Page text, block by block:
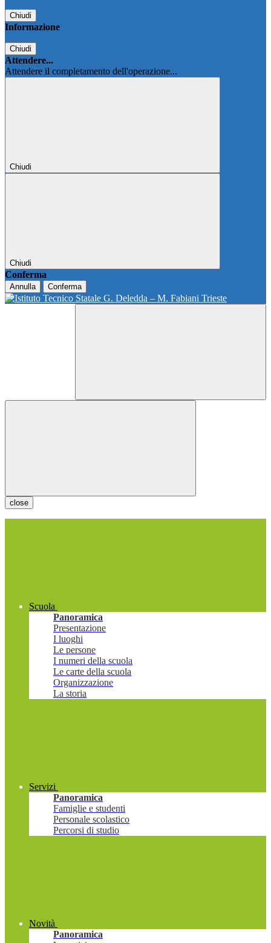
Chiudi
Informazione
Chiudi
Attendere...
Attendere il completamento dell'operazione...
Chiudi
Chiudi
Conferma
Annulla Conferma
close
Scuola
Panoramica
Presentazione
I luoghi
Le persone
I numeri della scuola
Le carte della scuola
Organizzazione
La storia
Servizi
Panoramica
Famiglie e studenti
Personale scolastico
Percorsi di studio
Novità
Panoramica